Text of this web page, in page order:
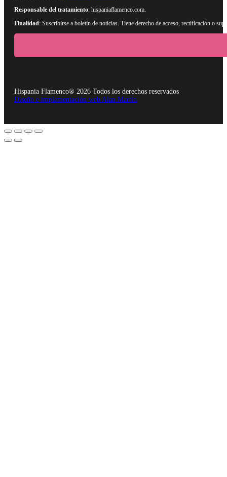
Responsable del tratamiento: hispaniaflamenco.com.
Finalidad: Suscribirse a boletín de noticias. Tiene derecho de acceso, rectificación o
Hispania Flamenco® 2026 Todos los derechos reservados
Diseño e implementación web Alan Martín